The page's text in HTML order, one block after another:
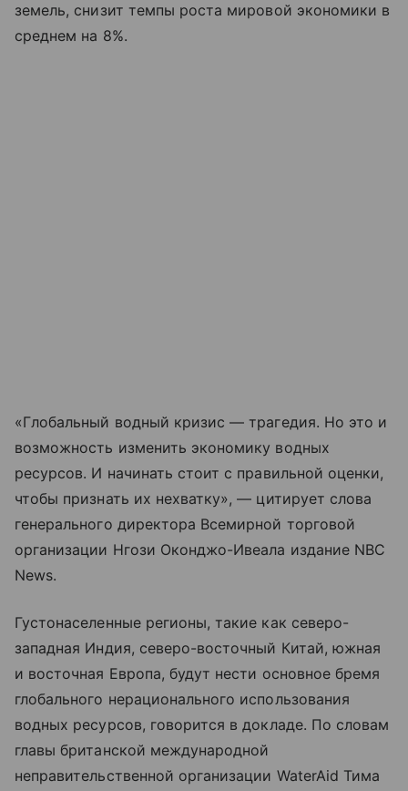
земель, снизит темпы роста мировой экономики в
среднем на 8%.
«Глобальный водный кризис — трагедия. Но это и
возможность изменить экономику водных
ресурсов. И начинать стоит с правильной оценки,
чтобы признать их нехватку», — цитирует слова
генерального директора Всемирной торговой
организации Нгози Оконджо-Ивеала издание NBC
News.
Густонаселенные регионы, такие как северо-
западная Индия, северо-восточный Китай, южная
и восточная Европа, будут нести основное бремя
глобального нерационального использования
водных ресурсов, говорится в докладе. По словам
главы британской международной
неправительственной организации WaterAid Тима